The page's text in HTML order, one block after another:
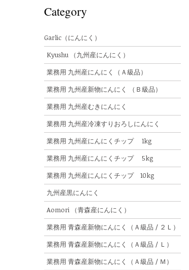
Category
Garlic（にんにく）
Kyushu （九州産にんにく）
業務用 九州産にんにく（Ａ級品）
業務用 九州産新物にんにく （Ｂ級品）
業務用 九州産むきにんにく
業務用 九州産冷凍すりおろしにんにく
業務用 九州産にんにくチップ 1kg
業務用 九州産にんにくチップ 5kg
業務用 九州産にんにくチップ 10kg
九州産黒にんにく
Aomori （青森産にんにく）
業務用 青森産新物にんにく（Ａ級品 / ２Ｌ）
業務用 青森産新物にんにく（Ａ級品 / Ｌ）
業務用 青森産新物にんにく（Ａ級品 / Ｍ）